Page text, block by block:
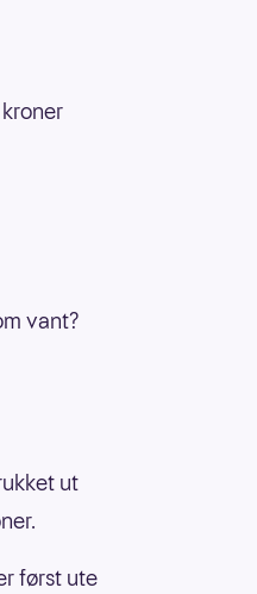
vant?
ut
først ute